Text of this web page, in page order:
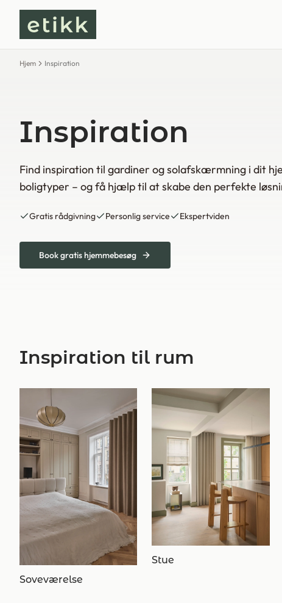
Hjem Inspiration
Inspiration
Find inspiration til gardiner og solafskærmning i dit
boligtyper – og få hjælp til at skabe den perfekte
Gratis rådgivning Personlig service Ekspertviden
Book gratis hjemmebesøg
Inspiration til rum
Soveværelse
Stue